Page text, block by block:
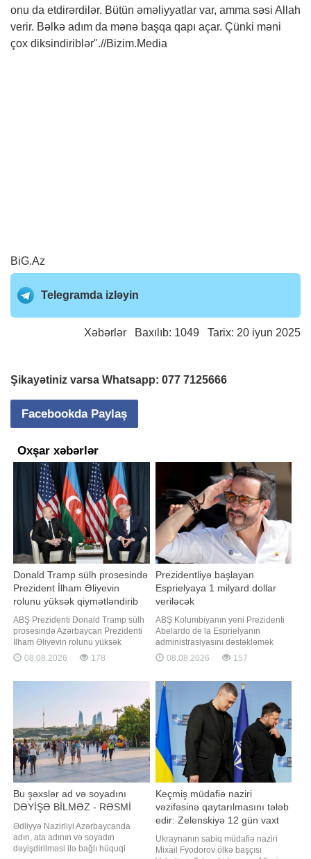
onu da etdirərdilər. Bütün əməliyyatlar var, amma səsi Allah
verir. Bəlkə adım da mənə başqa qapı açar. Çünki məni
çox diksindiriblər".//Bizim.Media
BiG.Az
Telegramda izləyin
Xəbərlər Baxılıb: 1049 Tarix: 20 iyun 2025
Şikayətiniz varsa Whatsapp: 077 7125666
Facebookda Paylaş
Oxşar xəbərlər
Donald Tramp sülh prosesində
Prezident İlham Əliyevin
rolunu yüksək qiymətləndirib
ABŞ Prezidenti Donald Tramp sülh
prosesində Azərbaycan Prezidenti
İlham Əliyevin rolunu yüksək
qiymətləndirib. "Report" xəbər verir
ki, ABŞ Prezidenti bu barədə
danışığı zamanı 2025-ci il avqustun
8-də Vaşinqtonda keçirilmiş v
08.08.2026 178
Prezidentliyə başlayan
Esprielyaya 1 milyard dollar
veriləcək
ABŞ Kolumbiyanın yeni Prezidenti
Abelardo de la Esprielyanın
administrasiyasını dəstəkləmək
məqsədilə 1 milyard dollar vəsait
ayıracaq. xəbər verir ki, bu barədə
xidmətinin yaydığı bəyanatda
bildirilib. Sənəddə qeyd olunur ki,
ABŞ Prezidenti Donald Trampın
administrasiyas
08.08.2026 157
Bu şəxslər ad və soyadını
DƏYİŞƏ BİLMƏZ - RƏSMİ
Ədliyyə Nazirliyi Azərbaycanda
adın, ata adının və soyadın
dəyişdirilməsi ilə bağlı hüquqi
Keçmiş müdafiə naziri
vəzifəsinə qaytarılmasını tələb
edir: Zelenskiyə 12 gün vaxt
verildi
Ukraynanın sabiq müdafiə naziri
Mixail Fyodorov ölkə başçısı